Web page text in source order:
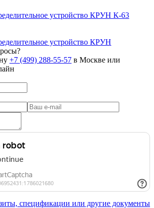
устройство КРУН К-63
устройство КРУН
+7 (499) 288-55-57 в Москве или
спецификации или другие документы